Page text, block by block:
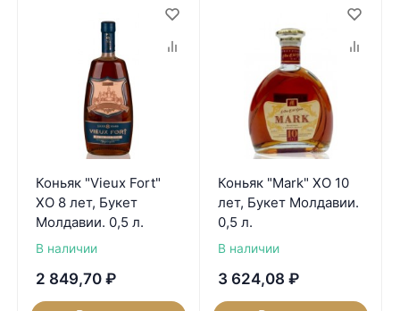
Коньяк "Vieux Fort"
XO 8 лет, Букет
Молдавии. 0,5 л.
В наличии
2 849,70 ₽
Коньяк "Mark" XO 10
лет, Букет Молдавии.
0,5 л.
В наличии
3 624,08 ₽